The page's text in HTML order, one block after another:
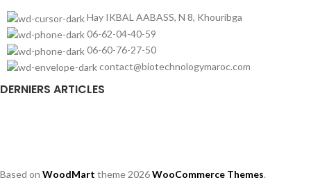
Hay IKBAL AABASS, N 8, Khouribga
06-62-04-40-59
06-60-76-27-50
contact@biotechnologymaroc.com
DERNIERS ARTICLES
Based on WoodMart theme 2026WooCommerce Themes.